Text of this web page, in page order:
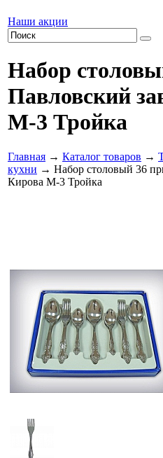
Наши акции
Набор
Павловский
М-3 Тройка
Главная → Каталог товаров →
кухни → Набор столовый 36
Кирова М-3 Тройка